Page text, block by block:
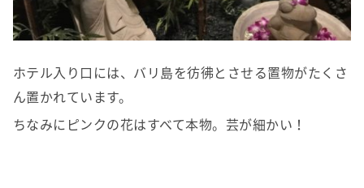
ホテル入り口には、バリ島を彷彿とさせる置物がたくさ
ん置かれています。
ちなみにピンクの花はすべて本物。芸が細かい！